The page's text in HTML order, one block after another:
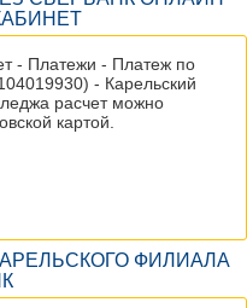
- Платежи - Платеж по
- Карельский
расчет можно
картой.
ФИЛИАЛА